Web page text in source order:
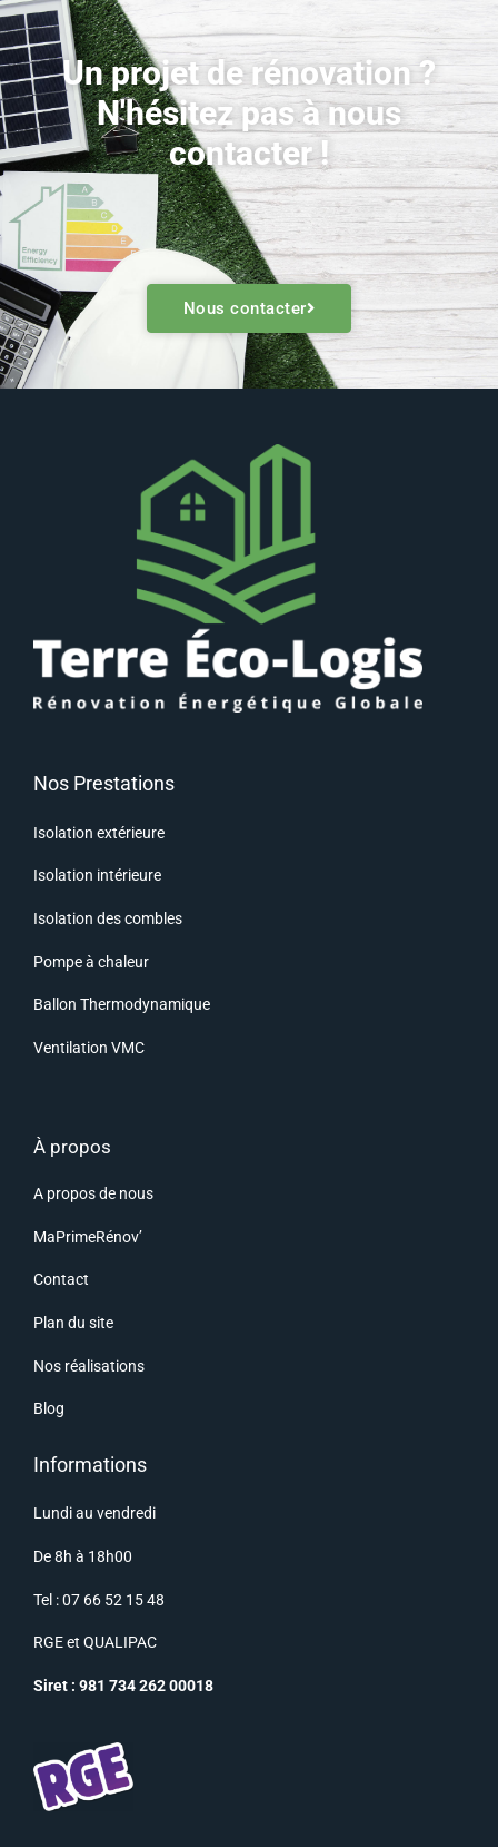
Un projet de rénovation ?
N'hésitez pas à nous
contacter !
Nous contacter
Nos Prestations
Isolation extérieure
Isolation intérieure
Isolation des combles
Pompe à chaleur
Ballon Thermodynamique
Ventilation VMC
À propos
A propos de nous
MaPrimeRénov’
Contact
Plan du site
Nos réalisations
Blog
Informations
Lundi au vendredi
De 8h à 18h00
Tel : 07 66 52 15 48
RGEet QUALIPAC
Siret : 981 734 262 00018